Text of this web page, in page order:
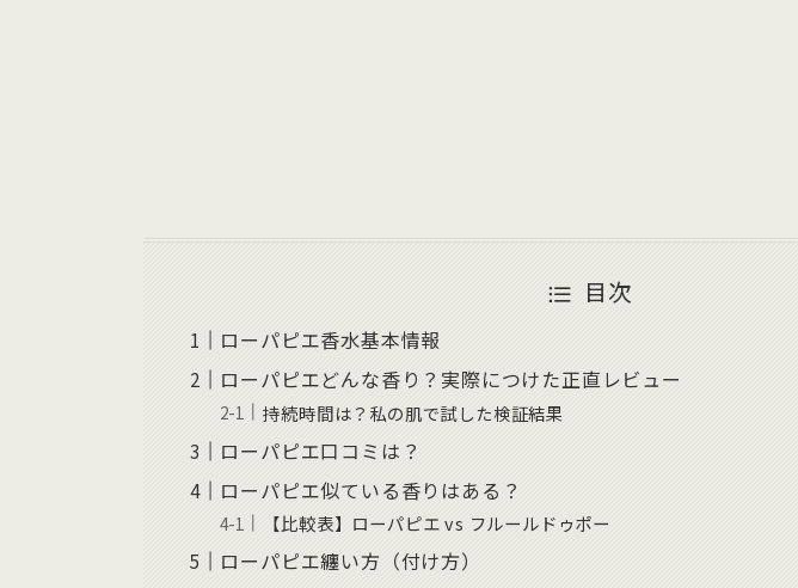
目次
ローパピエ香水基本情報
ローパピエどんな香り？実際につけた正直レビュー
持続時間は？私の肌で試した検証結果
ローパピエ口コミは？
ローパピエ似ている香りはある？
【比較表】ローパピエ vs フルールドゥポー
ローパピエ纏い方（付け方）